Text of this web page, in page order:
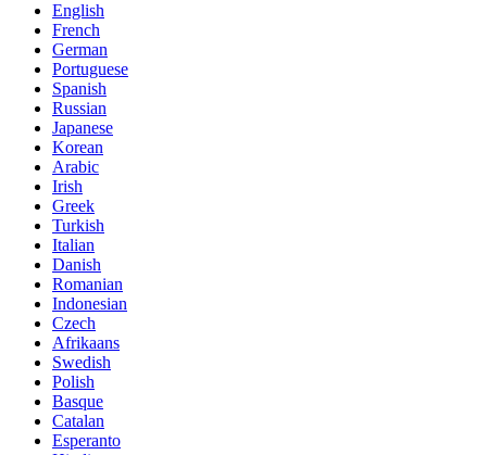
English
French
German
Portuguese
Spanish
Russian
Japanese
Korean
Arabic
Irish
Greek
Turkish
Italian
Danish
Romanian
Indonesian
Czech
Afrikaans
Swedish
Polish
Basque
Catalan
Esperanto